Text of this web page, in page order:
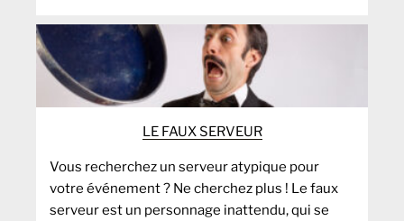
LE FAUX SERVEUR
Vous recherchez un serveur atypique pour
votre événement ? Ne cherchez plus ! Le faux
serveur est un personnage inattendu, qui se